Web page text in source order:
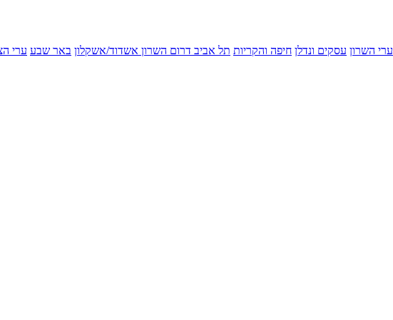
ערי השרון עסקים ונדלן חיפה והקריות תל אביב דרום השרון אשדוד/אשקלון באר שבע ערי